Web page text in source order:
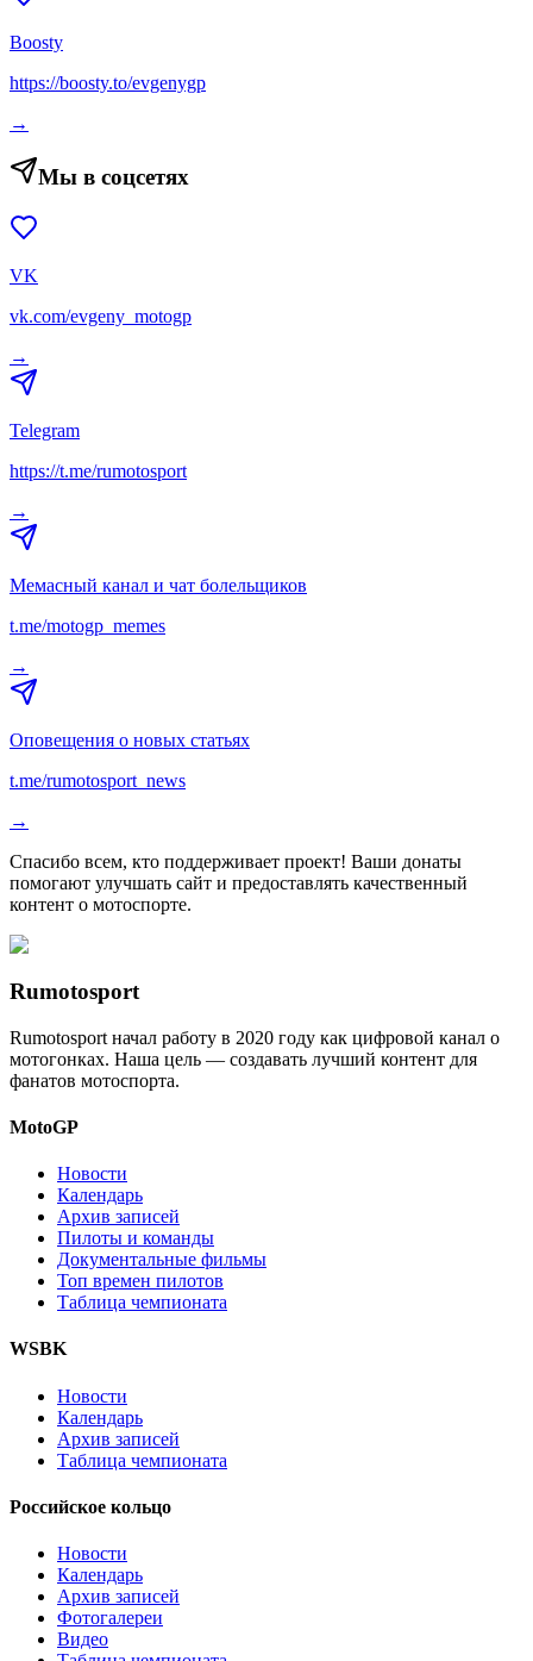
Boosty
https://boosty.to/evgenygp
→
Мы в соцсетях
VK
vk.com/evgeny_motogp
→
Telegram
https://t.me/rumotosport
→
Мемасный канал и чат болельщиков
t.me/motogp_memes
→
Оповещения о новых статьях
t.me/rumotosport_news
→
Спасибо всем, кто поддерживает проект! Ваши донаты
помогают улучшать сайт и предоставлять качественный
контент о мотоспорте.
Rumotosport
Rumotosport начал работу в 2020 году как цифровой канал о
мотогонках. Наша цель — создавать лучший контент для
фанатов мотоспорта.
MotoGP
Новости
Календарь
Архив записей
Пилоты и команды
Документальные фильмы
Топ времен пилотов
Таблица чемпионата
WSBK
Новости
Календарь
Архив записей
Таблица чемпионата
Российское кольцо
Новости
Календарь
Архив записей
Фотогалереи
Видео